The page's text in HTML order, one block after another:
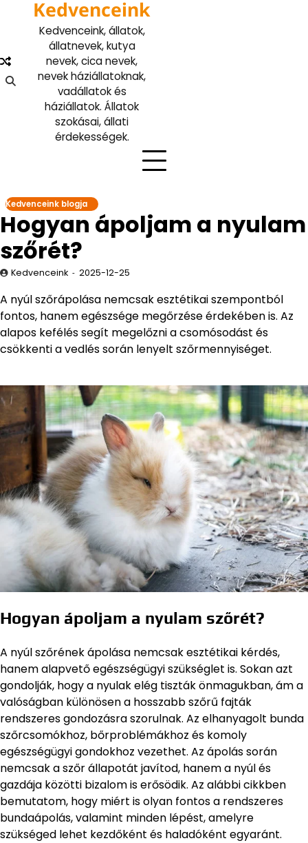
Kedvenceink
Kedvenceink, állatok,
állatnevek, kutya
nevek, cica nevek,
nevek háziállatoknak,
vadállatok és
háziállatok. Állatok
szokásai, állati
érdekességek.
Kedvenceink blogja
Hogyan ápoljam a nyulam
szőrét?
Kedvenceink 2025-12-25
A nyúl szőrápolása nemcsak esztétikai szempontból
fontos, hanem egészsége megőrzése érdekében is. Az
alapos kefélés segít megelőzni a csomósodást és
csökkenti a vedlés során lenyelt szőrmennyiséget.
Hogyan ápoljam a nyulam szőrét?
A nyúl szőrének ápolása nemcsak esztétikai kérdés,
hanem alapvető egészségügyi szükséglet is. Sokan azt
gondolják, hogy a nyulak elég tiszták önmagukban, ám a
valóságban különösen a hosszabb szőrű fajták
rendszeres gondozásra szorulnak. Az elhanyagolt bunda
szőrcsomókhoz, bőrproblémákhoz és komoly
egészségügyi gondokhoz vezethet. Az ápolás során
nemcsak a szőr állapotát javítod, hanem a nyúl és
gazdája közötti bizalom is erősödik. Az alábbi cikkben
bemutatom, hogy miért is olyan fontos a rendszeres
bundaápolás, valamint minden lépést, amelyre
szükséged lehet kezdőként és haladóként egyaránt.